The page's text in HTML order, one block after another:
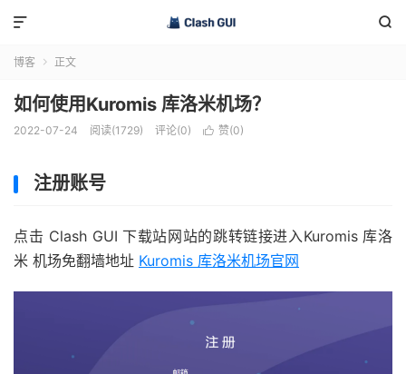


博客  正文
如何使用Kuromis 库洛米机场？
2022-07-24 阅读(1729) 评论(0)  赞(0)
注册账号
点击 Clash GUI 下载站网站的跳转链接进入Kuromis 库洛
米 机场免翻墙地址 Kuromis 库洛米机场官网